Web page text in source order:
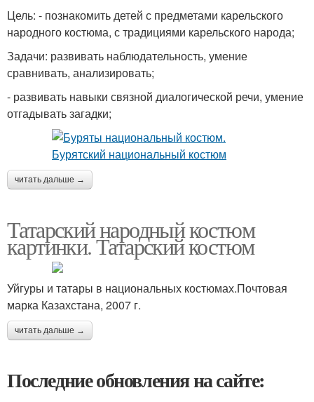
Цель: - познакомить детей с предметами карельского
народного костюма, с традициями карельского народа;
Задачи: развивать наблюдательность, умение
сравнивать, анализировать;
- развивать навыки связной диалогической речи, умение
отгадывать загадки;
читать дальше →
Татарский народный костюм
картинки. Татарский костюм
Уйгуры и татары в национальных костюмах.Почтовая
марка Казахстана, 2007 г.
читать дальше →
Последние обновления на сайте: